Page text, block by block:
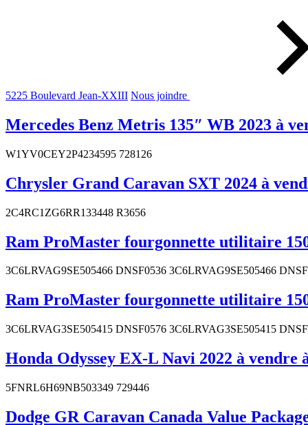
5225 Boulevard Jean-XXIII Nous joindre
Mercedes Benz Metris 135″ WB 2023 à
W1YV0CEY2P4234595 728126
Chrysler Grand Caravan SXT 2024 à
2C4RC1ZG6RR133448 R3656
Ram ProMaster fourgonnette utilitaire
3C6LRVAG9SE505466 DNSF0536 3C6LRVAG9SE505466
Ram ProMaster fourgonnette utilitaire
3C6LRVAG3SE505415 DNSF0576 3C6LRVAG3SE505415
Honda Odyssey EX-L Navi 2022 à vendre
5FNRL6H69NB503349 729446
Dodge GR Caravan Canada Value